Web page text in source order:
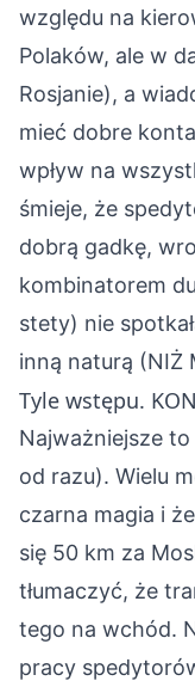
względu na
Polaków, ale w
Rosjanie), a
mieć dobre
wpływ na
śmieje, że
dobrą gadkę,
kombinatorem
stety) nie
inną naturą (NIŻ
Tyle wstępu.
Najważniejsze to
od razu). Wielu
czarna magia i
się 50 km za
tłumaczyć, że
tego na wchód.
pracy